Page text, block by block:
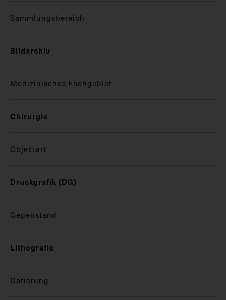
Sammlungsbereich
Bildarchiv
Medizinisches Fachgebiet
Chirurgie
Objektart
Druckgrafik (DG)
Gegenstand
Lithografie
Datierung